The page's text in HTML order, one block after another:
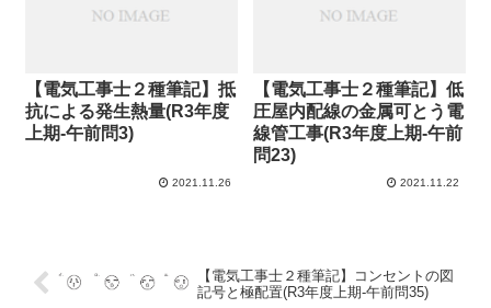
【電気工事士２種筆記】抵
抗による発生熱量(R3年度
上期-午前問3)
2021.11.26
【電気工事士２種筆記】低
圧屋内配線の金属可とう電
線管工事(R3年度上期-午前
問23)
2021.11.22
【電気工事士２種筆記】コンセントの図
記号と極配置(R3年度上期-午前問35)